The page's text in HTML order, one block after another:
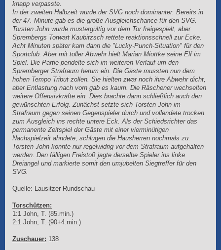
knapp verpasste.
In der zweiten Halbzeit wurde der SVG noch dominanter. Bereits in
der 47. Minute gab es die große Ausgleichschance für den SVG.
Torsten John wurde mustergültig vor dem Tor freigespielt, aber
Sprembergs Torwart Kaubitzsch rettete reaktionsschnell zur Ecke.
Acht Minuten später kam dann die "Lucky-Punch-Situation" für den
Sportclub. Aber mit toller Abwehr hielt Marian Miottke seine Elf im
Spiel. Die Partie pendelte sich im weiteren Verlauf um den
Spremberger Strafraum herum ein. Die Gäste mussten nun dem
hohen Tempo Tribut zollen. Sie hielten zwar noch ihre Abwehr dicht,
aber Entlastung nach vorn gab es kaum. Die Räschener wechselten
weitere Offensivkräfte ein. Dies brachte dann schließlich auch den
gewünschten Erfolg. Zunächst setzte sich Torsten John im
Strafraum gegen seinen Gegenspieler durch und vollendete trocken
zum Ausgleich ins rechte untere Eck. Als der Schiedsrichter das
permanente Zeitspiel der Gäste mit einer vierminütigen
Nachspielzeit ahndete, schlugen die Hausherren nochmals zu.
Torsten John konnte nur regelwidrig vor dem Strafraum aufgehalten
werden. Den fälligen Freistoß jagte derselbe Spieler ins linke
Dreiangel und markierte somit den umjubelten Siegtreffer für den
SVG.
Quelle: Lausitzer Rundschau
Torschützen:
1:1 John, T. (85.min.)
2:1 John, T. (90+4.min.)
Zuschauer: 138